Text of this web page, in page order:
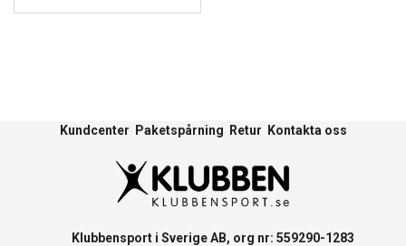
Kundcenter Paketspårning Retur Kontakta oss
Klubbensport i Sverige AB, org nr: 559290-1283